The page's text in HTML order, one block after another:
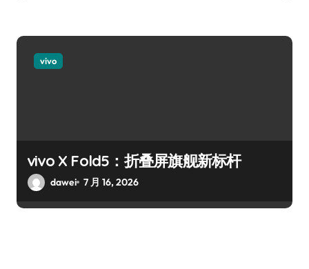
vivo
vivo X Fold5：折叠屏旗舰新标杆
dawei 7 月 16, 2026